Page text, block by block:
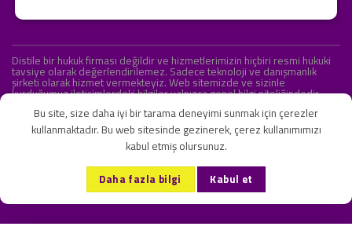
Distile bir hukuk firması değildir ve hizmetlerimizin hiçbiri resmi hukuki
tavsiye olarak değerlendirilemez. Sadece teknoloji ve danışmanlık
şirketi olarak hizmet vermekteyiz. Web sitemizde ve sizinle
kurduğumuz iletişimlerdeki bilgiler yalnızca genel bilgi niteliğindedir.
KVKK ve Gizlilik Sözleşmesi S.S.S. İletişim
Copyright 2026 ©Onlipr Teknoloji ve Ticaret A.Ş.
Bu site, size daha iyi bir tarama deneyimi sunmak için çerezler
kullanmaktadır. Bu web sitesinde gezinerek, çerez kullanımımızı
kabul etmiş olursunuz.
Daha fazla bilgi Kabul et